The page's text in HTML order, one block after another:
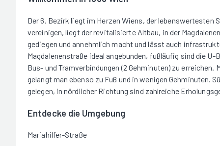
Der 6. Bezirk liegt im Herzen Wiens, der
vereinigen, liegt der revitalisierte Altbau, in der
gediegen und annehmlich macht und lässt auch
Magdalenenstraße ideal angebunden, fußläufig sind die
Bus- und Tramverbindungen (2 Gehminuten) zu
gelangt man ebenso zu Fuß und in wenigen Gehminuten.
gelegen, in nördlicher Richtung sind zahlreiche
Entdecke die Umgebung
Mariahilfer-Straße